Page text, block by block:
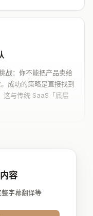
战：你不能把产品卖给
成功的策略是直接找到
这与传统 SaaS「底层
容
字幕翻译等